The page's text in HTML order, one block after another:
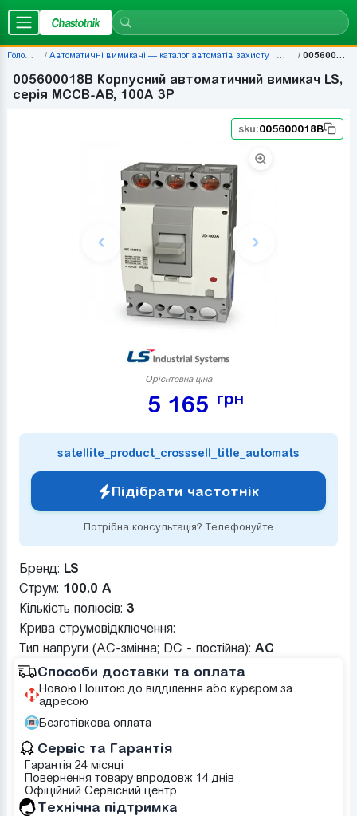
Chastotnik
Головна Автоматичні вимикачі — каталог автоматів захисту | Chastotnik.ua 005600018B
005600018B Корпусний автоматичний вимикач LS,
серія MCCB-AB, 100A 3P
sku:005600018B
Орієнтовна ціна
5 165 грн
satellite_product_crosssell_title_automats
Підібрати частотнік
Потрібна консультація? Телефонуйте
Бренд: LS
Струм: 100.0 А
Кількість полюсів: 3
Крива струмовідключення:
Тип напруги (AC-змінна; DC - постійна): AC
Способи доставки та оплата
Новою Поштою до відділення або курєром за
адресою
Безготівкова оплата
Сервіс та Гарантія
Гарантія 24 місяці
Повернення товару впродовж 14 днів
Офіційний Сервісний центр
Tехнічна підтримка